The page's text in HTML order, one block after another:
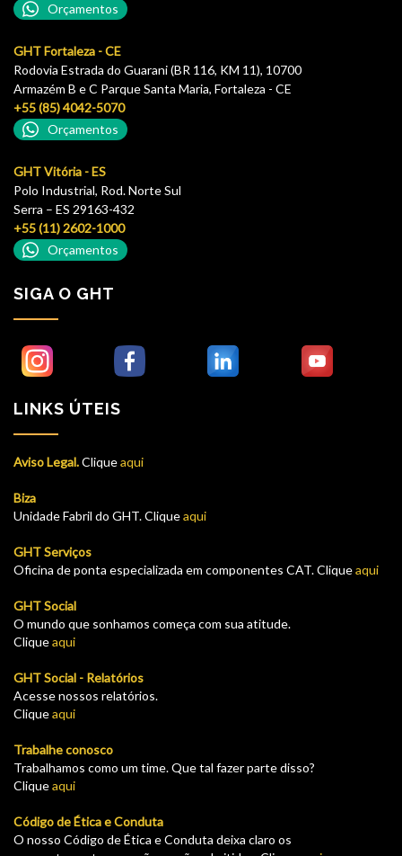
Orçamentos
GHT Fortaleza - CE
Rodovia Estrada do Guarani (BR 116, KM 11), 10700
Armazém B e C Parque Santa Maria, Fortaleza - CE
+55 (85) 4042-5070
Orçamentos
GHT Vitória - ES
Polo Industrial, Rod. Norte Sul
Serra – ES 29163-432
+55 (11) 2602-1000
Orçamentos
SIGA O GHT
LINKS ÚTEIS
Aviso Legal.Cliqueaqui
Biza
Unidade Fabril do GHT. Cliqueaqui
GHT Serviços
Oficina de ponta especializada em componentes CAT. Cliqueaqui
GHT Social
O mundo que sonhamos começa com sua atitude.
Cliqueaqui
GHT Social - Relatórios
Acesse nossos relatórios.
Cliqueaqui
Trabalhe conosco
Trabalhamos como um time. Que tal fazer parte disso?
Cliqueaqui
Código de Ética e Conduta
O nosso Código de Ética e Conduta deixa claro os